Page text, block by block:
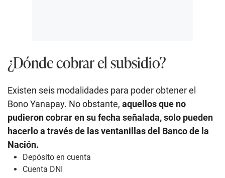
¿Dónde cobrar el subsidio?
Existen seis modalidades para poder obtener el
Bono Yanapay. No obstante, aquellos que no
pudieron cobrar en su fecha señalada, solo pueden
hacerlo a través de las ventanillas del Banco de la
Nación.
Depósito en cuenta
Cuenta DNI